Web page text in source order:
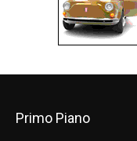
Primo Piano